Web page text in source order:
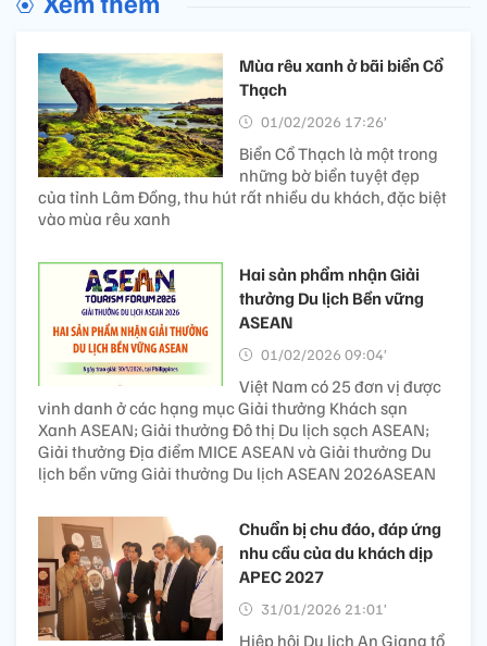
Mùa rêu xanh ở bãi biển Cổ
Thạch
01/02/2026 17:26’
Biển Cổ Thạch là một trong
những bờ biển tuyệt đẹp
của tỉnh Lâm Đồng, thu hút rất nhiều du khách, đặc biệt
vào mùa rêu xanh
Hai sản phẩm nhận Giải
thưởng Du lịch Bền vững
ASEAN
01/02/2026 09:04’
Việt Nam có 25 đơn vị được
vinh danh ở các hạng mục Giải thưởng Khách sạn
Xanh ASEAN; Giải thưởng Đô thị Du lịch sạch ASEAN;
Giải thưởng Địa điểm MICE ASEAN và Giải thưởng Du
lịch bền vững Giải thưởng Du lịch ASEAN 2026ASEAN
Chuẩn bị chu đáo, đáp ứng
nhu cầu của du khách dịp
APEC 2027
31/01/2026 21:01’
Hiệp hội Du lịch An Giang tổ